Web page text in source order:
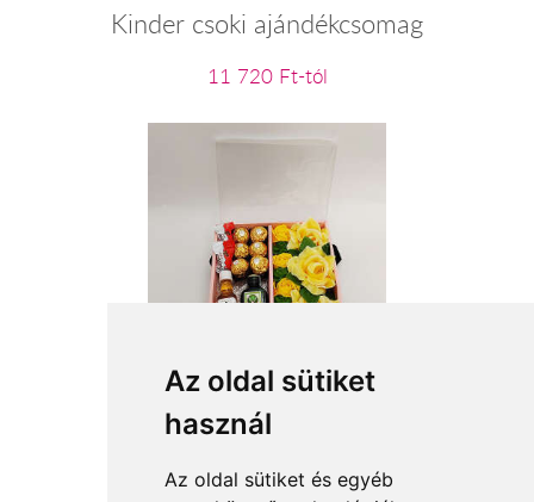
Az oldal sütiket
használ
Az oldal sütiket és egyéb
Kinder csoki ajándékcsomag
11 720 Ft-tól
Napsugár
14 400 Ft-tól